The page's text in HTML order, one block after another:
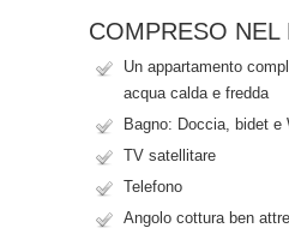
COMPRESO NEL
Un appartamento
acqua calda e fredda
Bagno: Doccia, bidet e
TV satellitare
Telefono
Angolo cottura ben